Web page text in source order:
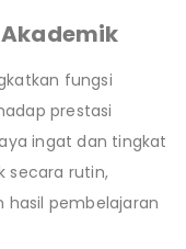
fungsi
prestasi
ingat dan tingkat
secara rutin,
hasil pembelajaran